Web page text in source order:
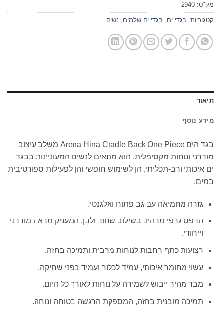
מק"ט: 2940
קטגוריות: בגדי ים, בגדי ים שלמים, נשים
תיאור
מידע נוסף
בגד הים Arena Hina Cradle Back One Piece משלב עיצוב
מודרני ונוחות מקסימלית. הוא מתאים לנשים המעוניינות בבגד
ים איכותי ורב-תכליתי, הן לשימוש חופשי והן לפעילות ספורטיבית
במים.
גזרה מחמיאה עם גב פתוח ואלגנטי.
הדפס גרפי מרהיב בשילוב שחור ולבן, המעניק מראה מודרני
וייחודי.
רצועות כתף רחבות לנוחות מרבית ותמיכה בחזה.
עשוי מחומר איכותי, עמיד לכלור ועמיד בפני שחיקה.
מבד מהיר ייבוש לשמירה על נוחות לאורך כל היום.
תמיכה מובנית בחזה, המספקת הרגשה בטוחה ונוחה.